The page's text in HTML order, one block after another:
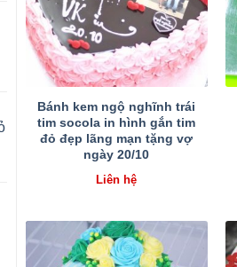
Bánh kem ngộ nghĩnh trái
tim socola in hình gắn tim
đỏ đẹp lãng mạn tặng vợ
ngày 20/10
Liên hệ